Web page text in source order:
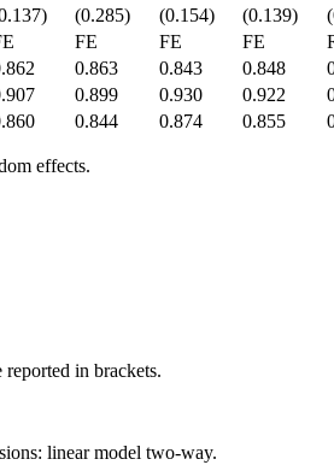
(0.285) (0.154) (0.139)
FE FE FE
0.863 0.843 0.848
0.899 0.930 0.922
0.844 0.874 0.855
effects.
reported in brackets.
linear model two-way.